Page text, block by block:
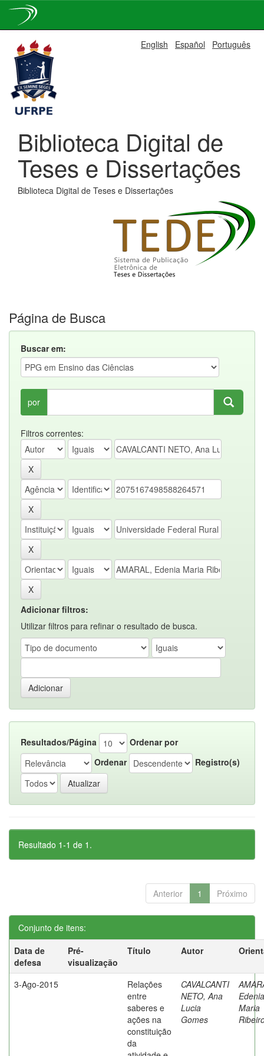
navigation
English Español Português
Biblioteca Digital de
Teses e Dissertações
Biblioteca Digital de Teses e Dissertações
Página de Busca
Buscar em:
por
Filtros correntes:
Adicionar filtros:
Utilizar filtros para refinar o resultado de busca.
Resultados/Página
Ordenar por
Ordenar
Registro(s)
Resultado 1-1 de 1.
Anterior 1 Próximo
Conjunto de itens:
Data de
defesa
Pré-
visualização
Título Autor
3-Ago-2015
Relações
entre
saberes e
ações na
constituição
da
CAVALCANTI
NETO, Ana
Lucia
Gomes
Edenia
Maria